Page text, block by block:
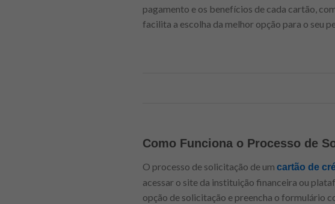
pagamento e os benefícios de cada cartão,
facilita a escolha da melhor opção para o seu
Como Funciona o Processo de
O processo de solicitação de um cartão de
acessar o site da instituição financeira ou
opção de solicitação e preencha o formulário